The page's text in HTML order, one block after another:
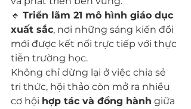
🔹 Triển lãm 21 mô hình giáo dục
xuất sắc, nơi những sáng kiến đổi
mới được kết nối trực tiếp với thực
tiễn trường học.
Không chỉ dừng lại ở việc chia sẻ
tri thức, hội thảo còn mở ra nhiều
cơ hội hợp tác và đồng hành giữa